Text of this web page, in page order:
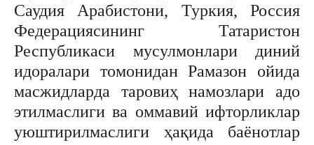
Саудия Арабистони, Туркия, Россия
Федерациясининг Татаристон
Республикаси мусулмонлари диний
идоралари томонидан Рамазон ойида
масжидларда таровиҳ намозлари адо
этилмаслиги ва оммавий ифторликлар
уюштирилмаслиги ҳақида баёнотлар